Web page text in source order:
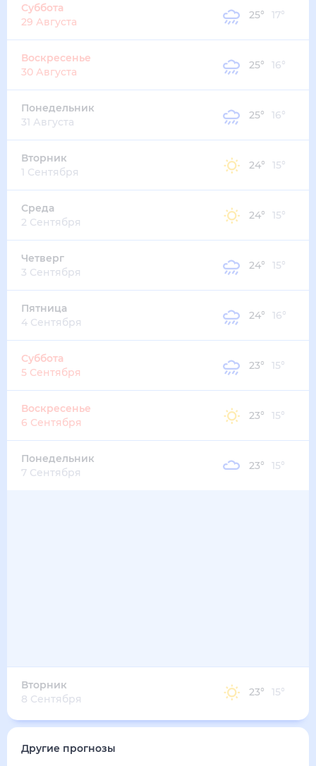
Суббота
29 Августа
25° 17°
Воскресенье
30 Августа
25° 16°
Понедельник
31 Августа
25° 16°
Вторник
1 Сентября
24° 15°
Среда
2 Сентября
24° 15°
Четверг
3 Сентября
24° 15°
Пятница
4 Сентября
24° 16°
Суббота
5 Сентября
23° 15°
Воскресенье
6 Сентября
23° 15°
Понедельник
7 Сентября
23° 15°
Вторник
8 Сентября
23° 15°
Другие прогнозы